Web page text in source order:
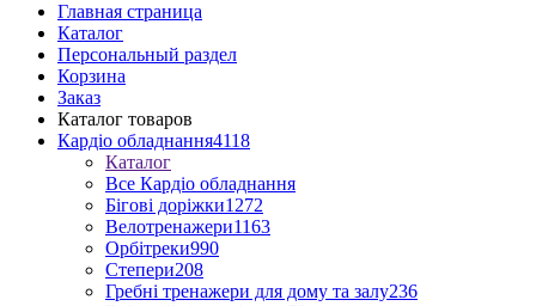
Главная страница
Каталог
Персональный раздел
Корзина
Заказ
Каталог товаров
Кардіо обладнання4118
Каталог
Все Кардіо обладнання
Бігові доріжки1272
Велотренажери1163
Орбітреки990
Степери208
Гребні тренажери для дому та залу236